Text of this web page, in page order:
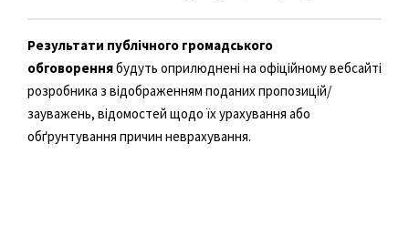
Результати публічного громадського
обговореннябудуть оприлюднені на офіційному вебсайті
розробника з відображенням поданих пропозицій/
зауважень, відомостей щодо їх урахування або
обґрунтування причин неврахування.